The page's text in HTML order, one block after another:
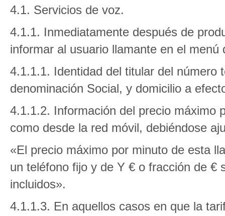
4.1. Servicios de voz.
4.1.1. Inmediatamente después de
informar al usuario llamante en el menú
4.1.1.1. Identidad del titular del número
denominación Social, y domicilio a
4.1.1.2. Información del precio máximo
como desde la red móvil, debiéndose
«El precio máximo por minuto de esta
un teléfono fijo y de Y € o fracción de €
incluidos».
4.1.1.3. En aquellos casos en que la